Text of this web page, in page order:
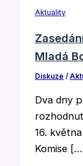
Aktuality
Mladá
Diskuze /
Dva dny
16.
Komise